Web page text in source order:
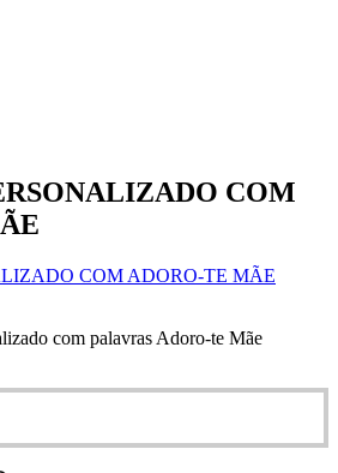
COM
COM ADORO-TE MÃE
com palavras Adoro-te Mãe